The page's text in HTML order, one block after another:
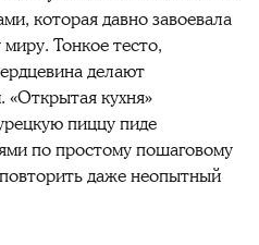
которая давно завоевала
Тонкое тесто,
делают
кухня»
пиццу пиде
по простому пошаговому
даже неопытный